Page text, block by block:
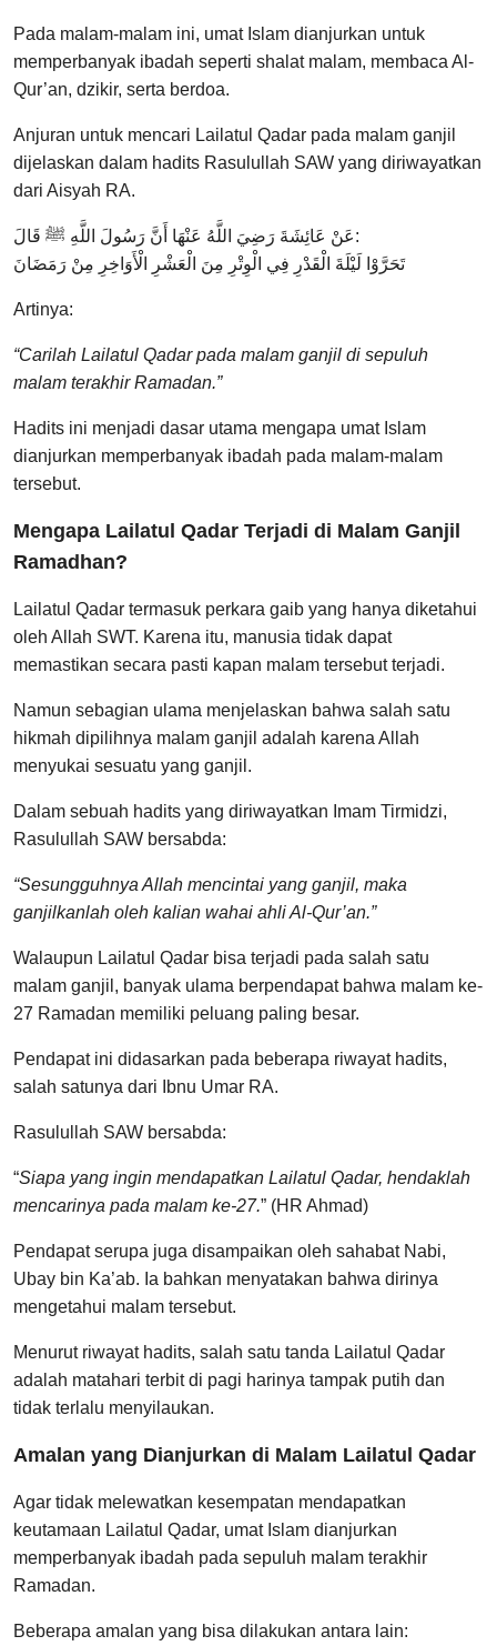
Pada malam-malam ini, umat Islam dianjurkan untuk
memperbanyak ibadah seperti shalat malam, membaca Al-
Qur’an, dzikir, serta berdoa.
Anjuran untuk mencari Lailatul Qadar pada malam ganjil
dijelaskan dalam hadits Rasulullah SAW yang diriwayatkan
dari Aisyah RA.
عَنْ عَائِشَةَ رَضِيَ اللَّهُ عَنْهَا أَنَّ رَسُولَ اللَّهِ ﷺ قَالَ:
تَحَرَّوْا لَيْلَةَ الْقَدْرِ فِي الْوِتْرِ مِنَ الْعَشْرِ الْأَوَاخِرِ مِنْ رَمَضَانَ
Artinya:
“Carilah Lailatul Qadar pada malam ganjil di sepuluh
malam terakhir Ramadan.”
Hadits ini menjadi dasar utama mengapa umat Islam
dianjurkan memperbanyak ibadah pada malam-malam
tersebut.
Mengapa Lailatul Qadar Terjadi di Malam Ganjil
Ramadhan?
Lailatul Qadar termasuk perkara gaib yang hanya diketahui
oleh Allah SWT. Karena itu, manusia tidak dapat
memastikan secara pasti kapan malam tersebut terjadi.
Namun sebagian ulama menjelaskan bahwa salah satu
hikmah dipilihnya malam ganjil adalah karena Allah
menyukai sesuatu yang ganjil.
Dalam sebuah hadits yang diriwayatkan Imam Tirmidzi,
Rasulullah SAW bersabda:
“Sesungguhnya Allah mencintai yang ganjil, maka
ganjilkanlah oleh kalian wahai ahli Al-Qur’an.”
Walaupun Lailatul Qadar bisa terjadi pada salah satu
malam ganjil, banyak ulama berpendapat bahwa malam ke-
27 Ramadan memiliki peluang paling besar.
Pendapat ini didasarkan pada beberapa riwayat hadits,
salah satunya dari Ibnu Umar RA.
Rasulullah SAW bersabda:
“Siapa yang ingin mendapatkan Lailatul Qadar, hendaklah
mencarinya pada malam ke-27.” (HR Ahmad)
Pendapat serupa juga disampaikan oleh sahabat Nabi,
Ubay bin Ka’ab. Ia bahkan menyatakan bahwa dirinya
mengetahui malam tersebut.
Menurut riwayat hadits, salah satu tanda Lailatul Qadar
adalah matahari terbit di pagi harinya tampak putih dan
tidak terlalu menyilaukan.
Amalan yang Dianjurkan di Malam Lailatul Qadar
Agar tidak melewatkan kesempatan mendapatkan
keutamaan Lailatul Qadar, umat Islam dianjurkan
memperbanyak ibadah pada sepuluh malam terakhir
Ramadan.
Beberapa amalan yang bisa dilakukan antara lain: